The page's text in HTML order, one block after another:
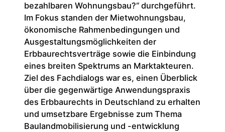
bezahlbaren Wohnungsbau?“ durchgeführt.
Im Fokus standen der Mietwohnungsbau,
ökonomische Rahmenbedingungen und
Ausgestaltungsmöglichkeiten der
Erbbaurechtsverträge sowie die Einbindung
eines breiten Spektrums an Marktakteuren.
Ziel des Fachdialogs war es, einen Überblick
über die gegenwärtige Anwendungspraxis
des Erbbaurechts in Deutschland zu erhalten
und umsetzbare Ergebnisse zum Thema
Baulandmobilisierung und -entwicklung